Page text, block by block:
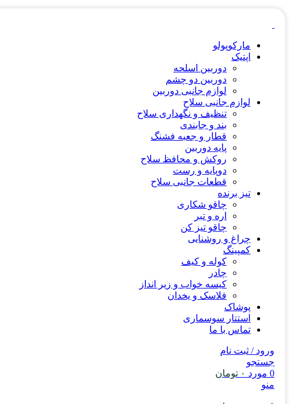
مارکوپولو
اپتیک
دوربین اسلحه
دوربین دو چشم
لوازم جانبی دوربین
لوازم جانبی سلاح
تنظیف و نگهداری سلاح
بند و جابندی
قطار و جعبه فشنگ
پایه دوربین
روکش و محافظ سلاح
دوپایه و رست
قطعات جانبی سلاح
تیز برنده
چاقو شکاری
اره و تبر
چاقو تیز کن
چراغ و روشنایی
کمپینگ
کوله و کیف
چادر
کیسه خواب و زیر انداز
فلاسک و یخدان
پوشاک
استتار سوسماری
تماس با ما
ورود / ثبت نام
جستجو
0 مورد ۰ تومان
منو